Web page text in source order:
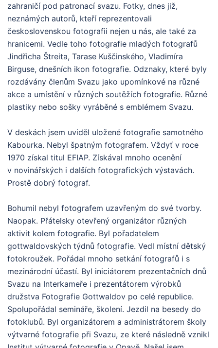
zahraničí pod patronací svazu. Fotky, dnes již,
neznámých autorů, kteří reprezentovali
československou fotografii nejen u nás, ale také za
hranicemi. Vedle toho fotografie mladých fotografů
Jindřicha Štreita, Tarase Kuščinského, Vladimíra
Birguse, dnešních ikon fotografie. Odznaky, které byly
rozdávány členům Svazu jako upomínkové na různé
akce a umístění v různých soutěžích fotografie. Různé
plastiky nebo sošky vyráběné s emblémem Svazu.
V deskách jsem uviděl uložené fotografie samotného
Kabourka. Nebyl špatným fotografem. Vždyť v roce
1970 získal titul EFIAP. Získával mnoho ocenění
v novinářských i dalších fotografických výstavách.
Prostě dobrý fotograf.
Bohumil nebyl fotografem uzavřeným do své tvorby.
Naopak. Přátelsky otevřený organizátor různých
aktivit kolem fotografie. Byl pořadatelem
gottwaldovských týdnů fotografie. Vedl místní dětský
fotokroužek. Pořádal mnoho setkání fotografů i s
mezinárodní účastí. Byl iniciátorem prezentačních dnů
Svazu na Interkameře i prezentátorem výrobků
družstva Fotografie Gottwaldov po celé republice.
Spolupořádal semináře, školení. Jezdil na besedy do
fotoklubů. Byl organizátorem a administrátorem školy
výtvarné fotografie při Svazu, ze které následně vznikl